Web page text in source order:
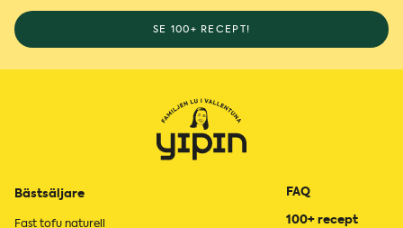
SE 100+ RECEPT!
Bästsäljare
Fast tofu naturell
FAQ
100+ recept